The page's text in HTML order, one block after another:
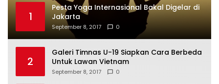
1
Pesta Yoga Internasional Bakal Digelar di
Jakarta
September 8, 2017 0
2
Galeri Timnas U-19 Siapkan Cara Berbeda
Untuk Lawan Vietnam
September 8, 2017 0